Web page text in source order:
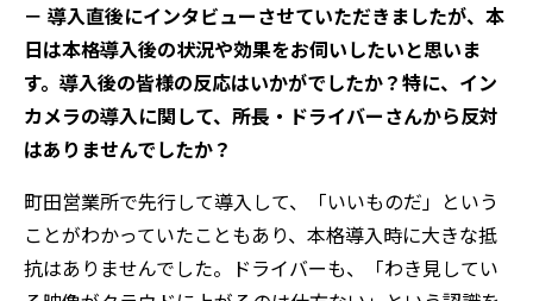
－ 導入直後にインタビューさせていただきましたが、本
日は本格導入後の状況や効果をお伺いしたいと思いま
す。導入後の皆様の反応はいかがでしたか？特に、イン
カメラの導入に関して、所長・ドライバーさんから反対
はありませんでしたか？
町田営業所で先行して導入して、「いいものだ」という
ことがわかっていたこともあり、本格導入時に大きな抵
抗はありませんでした。ドライバーも、「わき見してい